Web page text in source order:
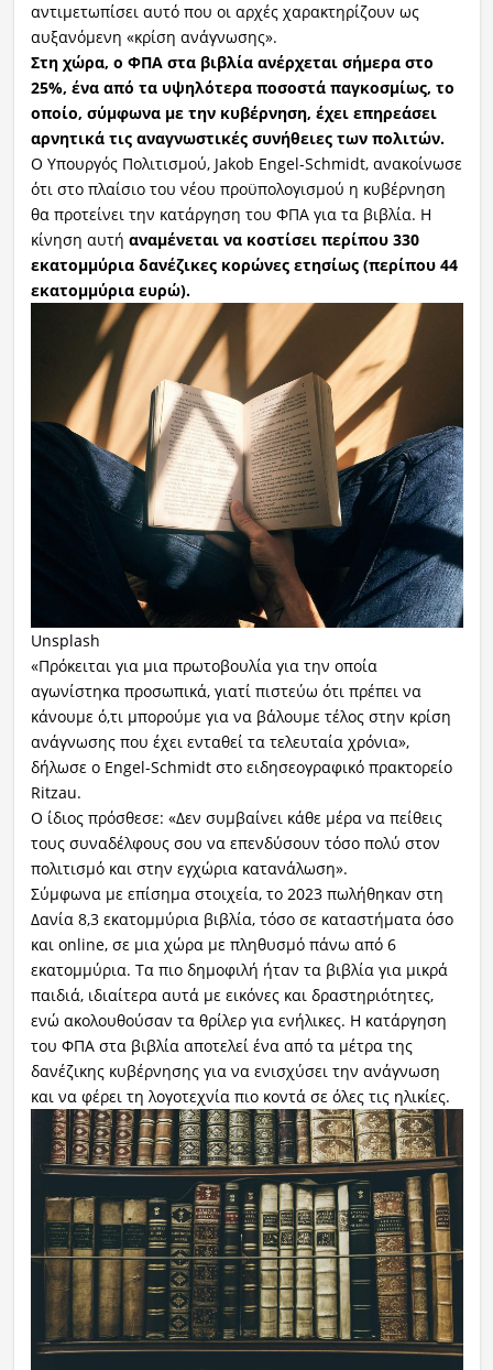
Πολιτισμός
αντιμετωπίσει αυτό που οι αρχές χαρακτηρίζουν ως
αυξανόμενη «κρίση ανάγνωσης».
Στη χώρα, ο ΦΠΑ στα βιβλία ανέρχεται σήμερα στο
25%, ένα από τα υψηλότερα ποσοστά παγκοσμίως, το
οποίο, σύμφωνα με την κυβέρνηση, έχει επηρεάσει
αρνητικά τις αναγνωστικές συνήθειες των πολιτών.
Ο Υπουργός Πολιτισμού, Jakob Engel-Schmidt, ανακοίνωσε
ότι στο πλαίσιο του νέου προϋπολογισμού η κυβέρνηση
θα προτείνει την κατάργηση του ΦΠΑ για τα βιβλία. Η
κίνηση αυτή αναμένεται να κοστίσει περίπου 330
εκατομμύρια δανέζικες κορώνες ετησίως (περίπου 44
εκατομμύρια ευρώ).
Unsplash
«Πρόκειται για μια πρωτοβουλία για την οποία
αγωνίστηκα προσωπικά, γιατί πιστεύω ότι πρέπει να
κάνουμε ό,τι μπορούμε για να βάλουμε τέλος στην κρίση
ανάγνωσης που έχει ενταθεί τα τελευταία χρόνια»,
δήλωσε ο Engel-Schmidt στο ειδησεογραφικό πρακτορείο
Ritzau.
Ο ίδιος πρόσθεσε: «Δεν συμβαίνει κάθε μέρα να πείθεις
τους συναδέλφους σου να επενδύσουν τόσο πολύ στον
πολιτισμό και στην εγχώρια κατανάλωση».
Σύμφωνα με επίσημα στοιχεία, το 2023 πωλήθηκαν στη
Δανία 8,3 εκατομμύρια βιβλία, τόσο σε καταστήματα όσο
και online, σε μια χώρα με πληθυσμό πάνω από 6
εκατομμύρια. Τα πιο δημοφιλή ήταν τα βιβλία για μικρά
παιδιά, ιδιαίτερα αυτά με εικόνες και δραστηριότητες,
ενώ ακολουθούσαν τα θρίλερ για ενήλικες. Η κατάργηση
του ΦΠΑ στα βιβλία αποτελεί ένα από τα μέτρα της
δανέζικης κυβέρνησης για να ενισχύσει την ανάγνωση
και να φέρει τη λογοτεχνία πιο κοντά σε όλες τις ηλικίες.